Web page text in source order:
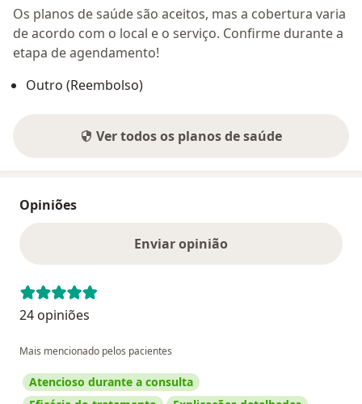
Os planos de saúde são aceitos, mas a cobertura varia
de acordo com o local e o serviço. Confirme durante a
etapa de agendamento!
Outro (Reembolso)
Ver todos os planos de saúde
Opiniões
Enviar opinião
24 opiniões
Mais mencionado pelos pacientes
Atencioso durante a consulta